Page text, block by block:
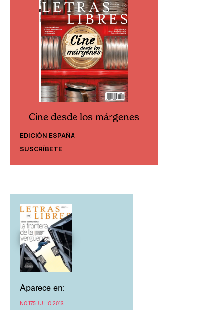
Cine desde los márgenes
EDICIÓN ESPAÑA
SUSCRÍBETE
Aparece en:
NO.175 JULIO 2013